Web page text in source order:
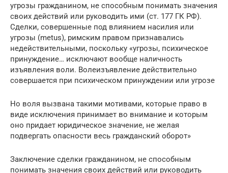
угрозы гражданином, не способным понимать значения
своих действий или руководить ими (ст. 177 ГК РФ).
Сделки, совершенные под влиянием насилия или
угрозы (metus), римским правом признавались
недействительными, поскольку «угрозы, психическое
принуждение… исключают вообще наличность
изъявления воли. Волеизъявление действительно
совершается при психическом принуждении или угрозе
Но воля вызвана такими мотивами, которые право в
виде исключения принимает во внимание и которым
оно придает юридическое значение, не желая
подвергать опасности весь гражданский оборот»
Заключение сделки гражданином, не способным
понимать значения своих действий или руководить